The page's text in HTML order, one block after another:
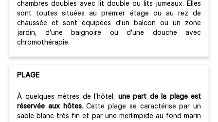
chambres doubles avec lit double ou lits jumeaux. Elles
sont toutes situées au premier étage ou au rez de
chaussée et sont équipées d'un balcon ou un zone
jardin, d'une baignoire ou d'une douche avec
chromothérapie.
PLAGE
À quelques mètres de l'hôtel, une part de la plage est
réservée aux hôtes. Cette plage se caractérise par un
sable blanc très fin et par une merlimpide au fond marin